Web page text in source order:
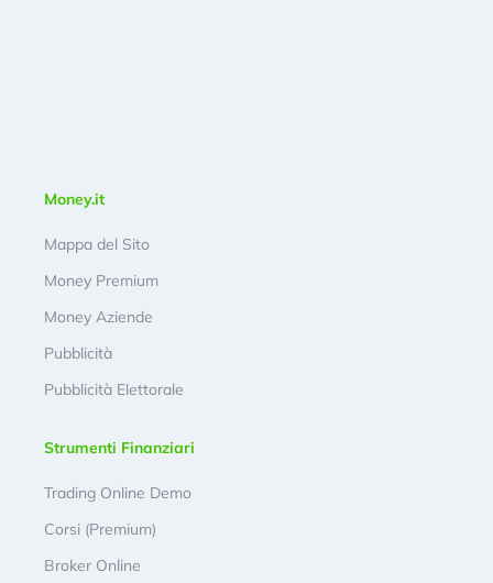
Money.it
Mappa del Sito
Money Premium
Money Aziende
Pubblicità
Pubblicità Elettorale
Strumenti Finanziari
Trading Online Demo
Corsi (Premium)
Broker Online